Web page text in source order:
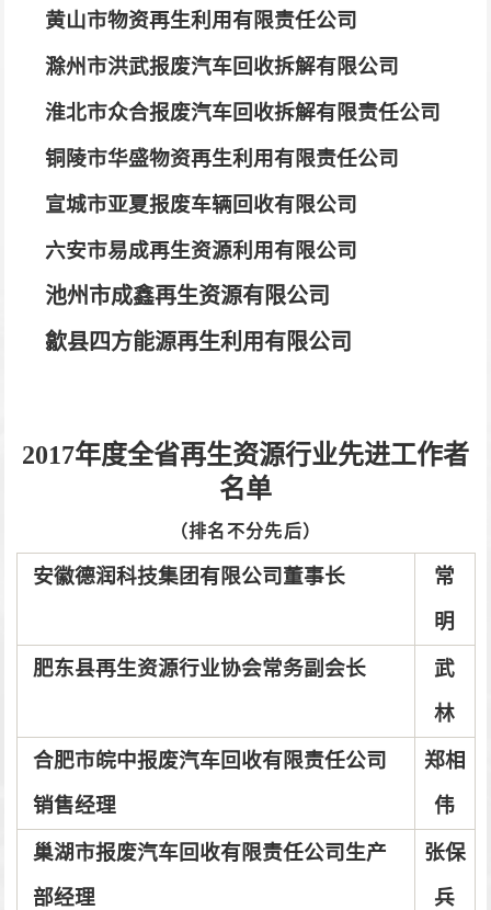
黄山市物资再生利用有限责任公司
滁州市洪武报废汽车回收拆解有限公司
淮北市众合报废汽车回收拆解有限责任公司
铜陵市华盛物资再生利用有限责任公司
宣城市亚夏报废车辆回收有限公司
六安市易成再生资源利用有限公司
池州市成鑫再生资源有限公司
歙县四方能源再生利用有限公司
2017年度全省再生资源行业先进工作者
名单
（排名不分先后）
安徽德润科技集团有限公司董事长
常
明
肥东县再生资源行业协会常务副会长
武
林
合肥市皖中报废汽车回收有限责任公司
销售经理
郑相
伟
巢湖市报废汽车回收有限责任公司生产
部经理
张保
兵